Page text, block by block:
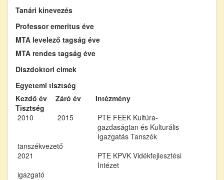
Tanári kinevezés
Professor emeritus éve
MTA levelező tagság éve
MTA rendes tagság éve
Díszdoktori címek
Egyetemi tisztség
Kezdő év
Záró év
Intézmény
Tisztség
2010
2015
PTE FEEK Kultúra-
gazdaságtan és Kulturális
Igazgatás Tanszék
tanszékvezető
2021
PTE KPVK Vidékfejlesztési
Intézet
igazgató